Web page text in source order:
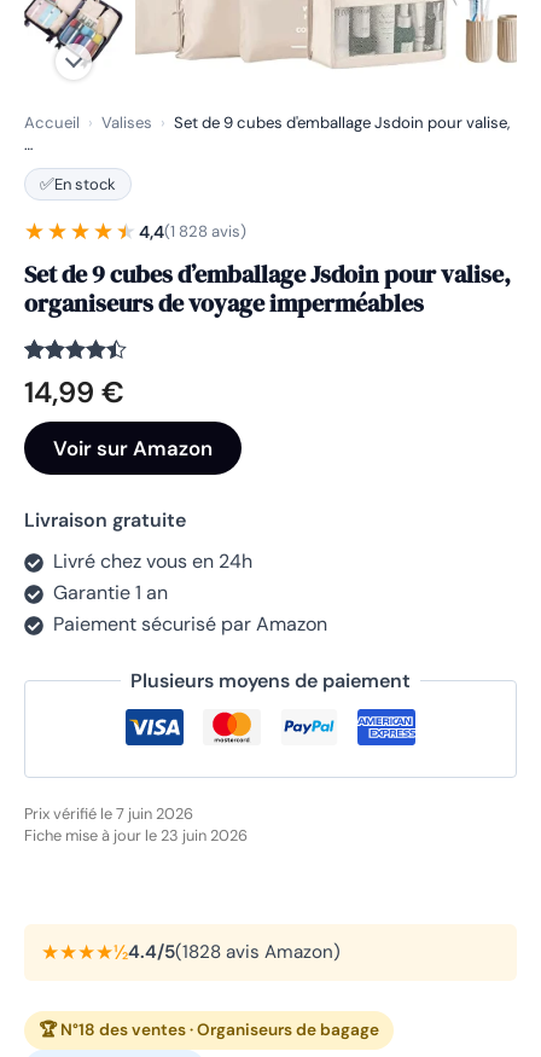
Accueil › Valises › Set de 9 cubes d'emballage Jsdoin pour valise,
…
✅En stock
★★★★★
★★★★★ 4,4(1 828 avis)
Set de 9 cubes d’emballage Jsdoin pour valise,
organiseurs de voyage imperméables
Noté4.4
sur 5
1828
notations
client
14,99 €
Voir sur Amazon
Livraison gratuite
Livré chez vous en 24h
Garantie 1 an
Paiement sécurisé par Amazon
Plusieurs moyens de paiement
Prix vérifié le 7 juin 2026
Fiche mise à jour le 23 juin 2026
★★★★½4.4/5(1828 avis Amazon)
🏆 N°18 des ventes · Organiseurs de bagage